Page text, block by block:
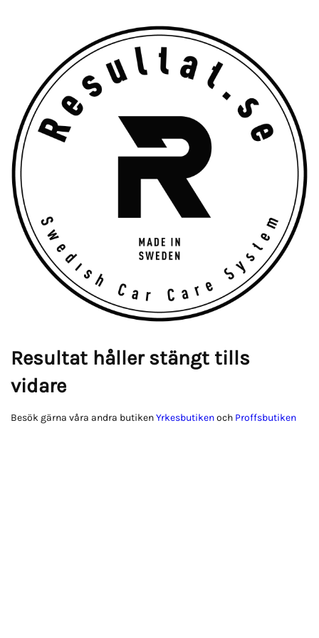
Resultat håller stängt tills
vidare
Besök gärna våra andra butikenYrkesbutikenoch Proffsbutiken